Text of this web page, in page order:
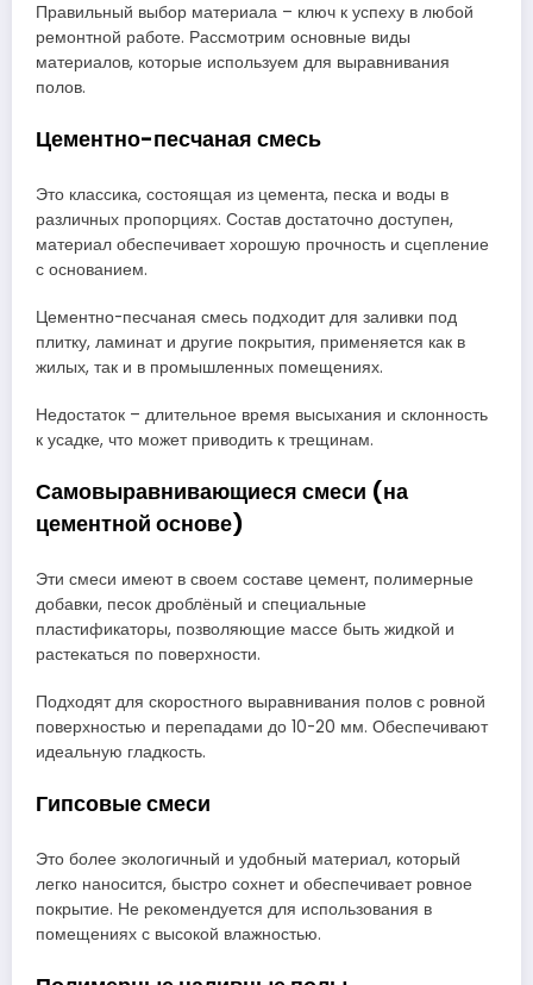
Правильный выбор материала – ключ к успеху в любой
ремонтной работе. Рассмотрим основные виды
материалов, которые используем для выравнивания
полов.
Цементно-песчаная смесь
Это классика, состоящая из цемента, песка и воды в
различных пропорциях. Состав достаточно доступен,
материал обеспечивает хорошую прочность и сцепление
с основанием.
Цементно-песчаная смесь подходит для заливки под
плитку, ламинат и другие покрытия, применяется как в
жилых, так и в промышленных помещениях.
Недостаток – длительное время высыхания и склонность
к усадке, что может приводить к трещинам.
Самовыравнивающиеся смеси (на
цементной основе)
Эти смеси имеют в своем составе цемент, полимерные
добавки, песок дроблёный и специальные
пластификаторы, позволяющие массе быть жидкой и
растекаться по поверхности.
Подходят для скоростного выравнивания полов с ровной
поверхностью и перепадами до 10-20 мм. Обеспечивают
идеальную гладкость.
Гипсовые смеси
Это более экологичный и удобный материал, который
легко наносится, быстро сохнет и обеспечивает ровное
покрытие. Не рекомендуется для использования в
помещениях с высокой влажностью.